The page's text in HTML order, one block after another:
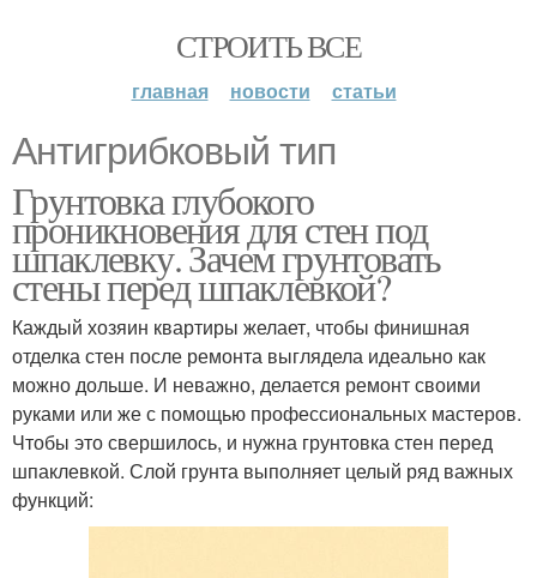
СТРОИТЬ ВСЕ
главная новости статьи
Антигрибковый тип
Грунтовка глубокого
проникновения для стен под
шпаклевку. Зачем грунтовать
стены перед шпаклевкой?
Каждый хозяин квартиры желает, чтобы финишная
отделка стен после ремонта выглядела идеально как
можно дольше. И неважно, делается ремонт своими
руками или же с помощью профессиональных мастеров.
Чтобы это свершилось, и нужна грунтовка стен перед
шпаклевкой. Слой грунта выполняет целый ряд важных
функций: